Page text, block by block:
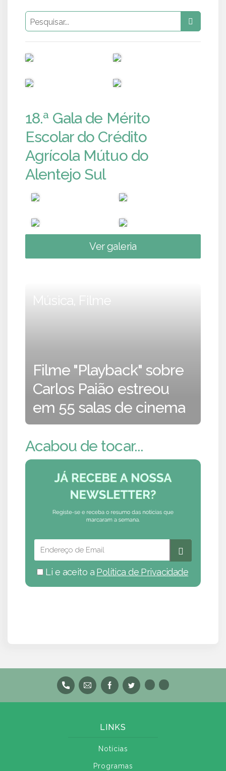
18.ª Gala de Mérito
Escolar do Crédito
Agrícola Mútuo do
Alentejo Sul
Ver galeria
Música, Filme
Filme "Playback" sobre
Carlos Paião estreou
em 55 salas de cinema
Acabou de tocar...
Li e aceito a Política de Privacidade
LINKS
Notícias
Programas